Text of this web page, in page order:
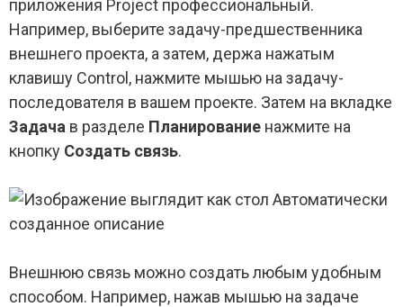
приложения Project профессиональный.
Например, выберите задачу-предшественника
внешнего проекта, а затем, держа нажатым
клавишу Control, нажмите мышью на задачу-
последователя в вашем проекте. Затем на вкладке
Задача в разделе Планирование нажмите на
кнопку Создать связь.
Внешнюю связь можно создать любым удобным
способом. Например, нажав мышью на задаче